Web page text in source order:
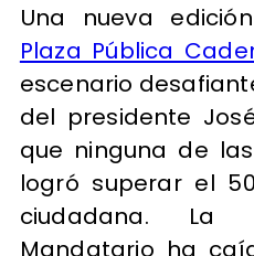
Una nueva
Plaza Pública
escenario
del presidente
que ninguna de
logró superar el
ciudadana. La
Mandatario ha